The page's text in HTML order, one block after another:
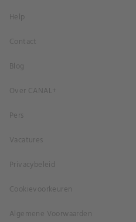
Help
Contact
Blog
Over CANAL+
Pers
Vacatures
Privacybeleid
Cookievoorkeuren
Algemene Voorwaarden